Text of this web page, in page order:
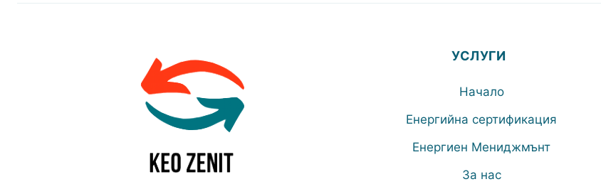
УСЛУГИ
Начало
Енергийна сертификация
Енергиен Мениджмънт
За нас